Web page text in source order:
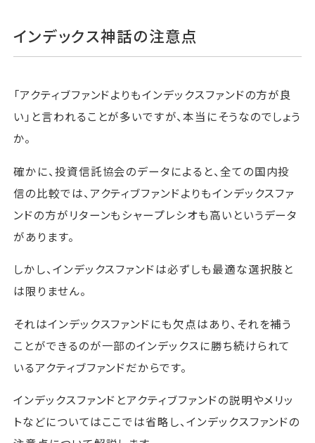
インデックス神話の注意点
「アクティブファンドよりもインデックスファンドの方が良
い」と言われることが多いですが、本当にそうなのでしょう
か。
確かに、投資信託協会のデータによると、全ての国内投
信の比較では、アクティブファンドよりもインデックスファ
ンドの方がリターンもシャープレシオも高いというデータ
があります。
しかし、インデックスファンドは必ずしも最適な選択肢と
は限りません。
それはインデックスファンドにも欠点はあり、それを補う
ことができるのが一部のインデックスに勝ち続けられて
いるアクティブファンドだからです。
インデックスファンドとアクティブファンドの説明やメリッ
トなどについてはここでは省略し、インデックスファンドの